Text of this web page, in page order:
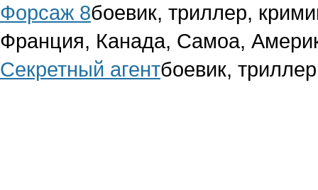
Форсаж 8боевик, триллер,
Франция, Канада, Самоа,
Секретный агентбоевик,